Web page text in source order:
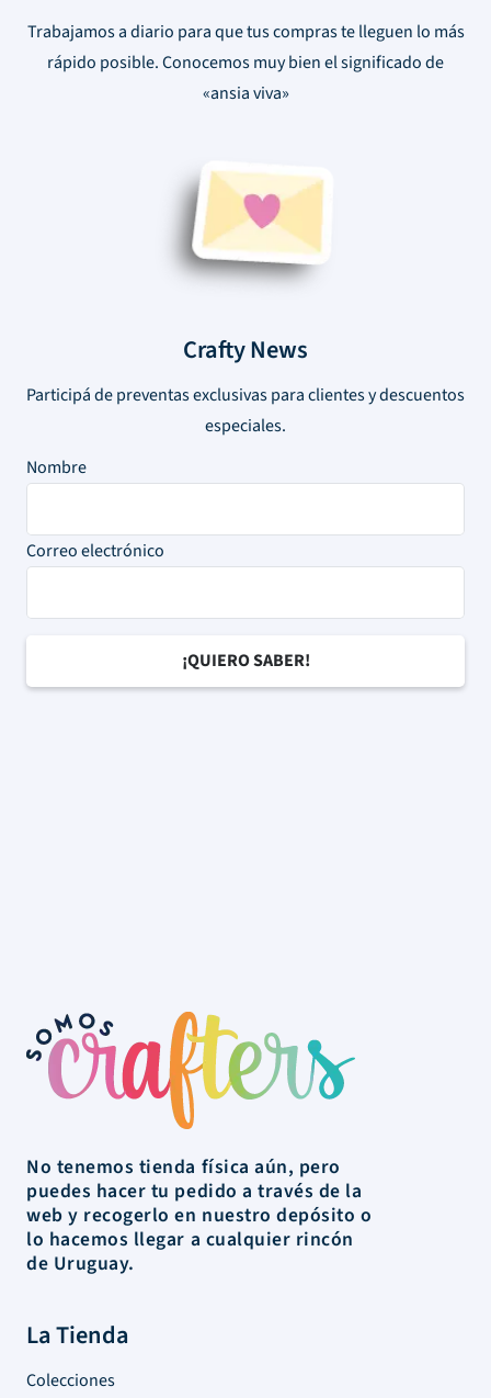
Trabajamos a diario para que tus compras te lleguen lo más
rápido posible. Conocemos muy bien el significado de
«ansia viva»
Crafty News
Participá de preventas exclusivas para clientes y descuentos
especiales.
Nombre
Correo electrónico
No tenemos tienda física aún, pero
puedes hacer tu pedido a través de la
web y recogerlo en nuestro depósito o
lo hacemos llegar a cualquier rincón
de Uruguay.
La Tienda
Colecciones